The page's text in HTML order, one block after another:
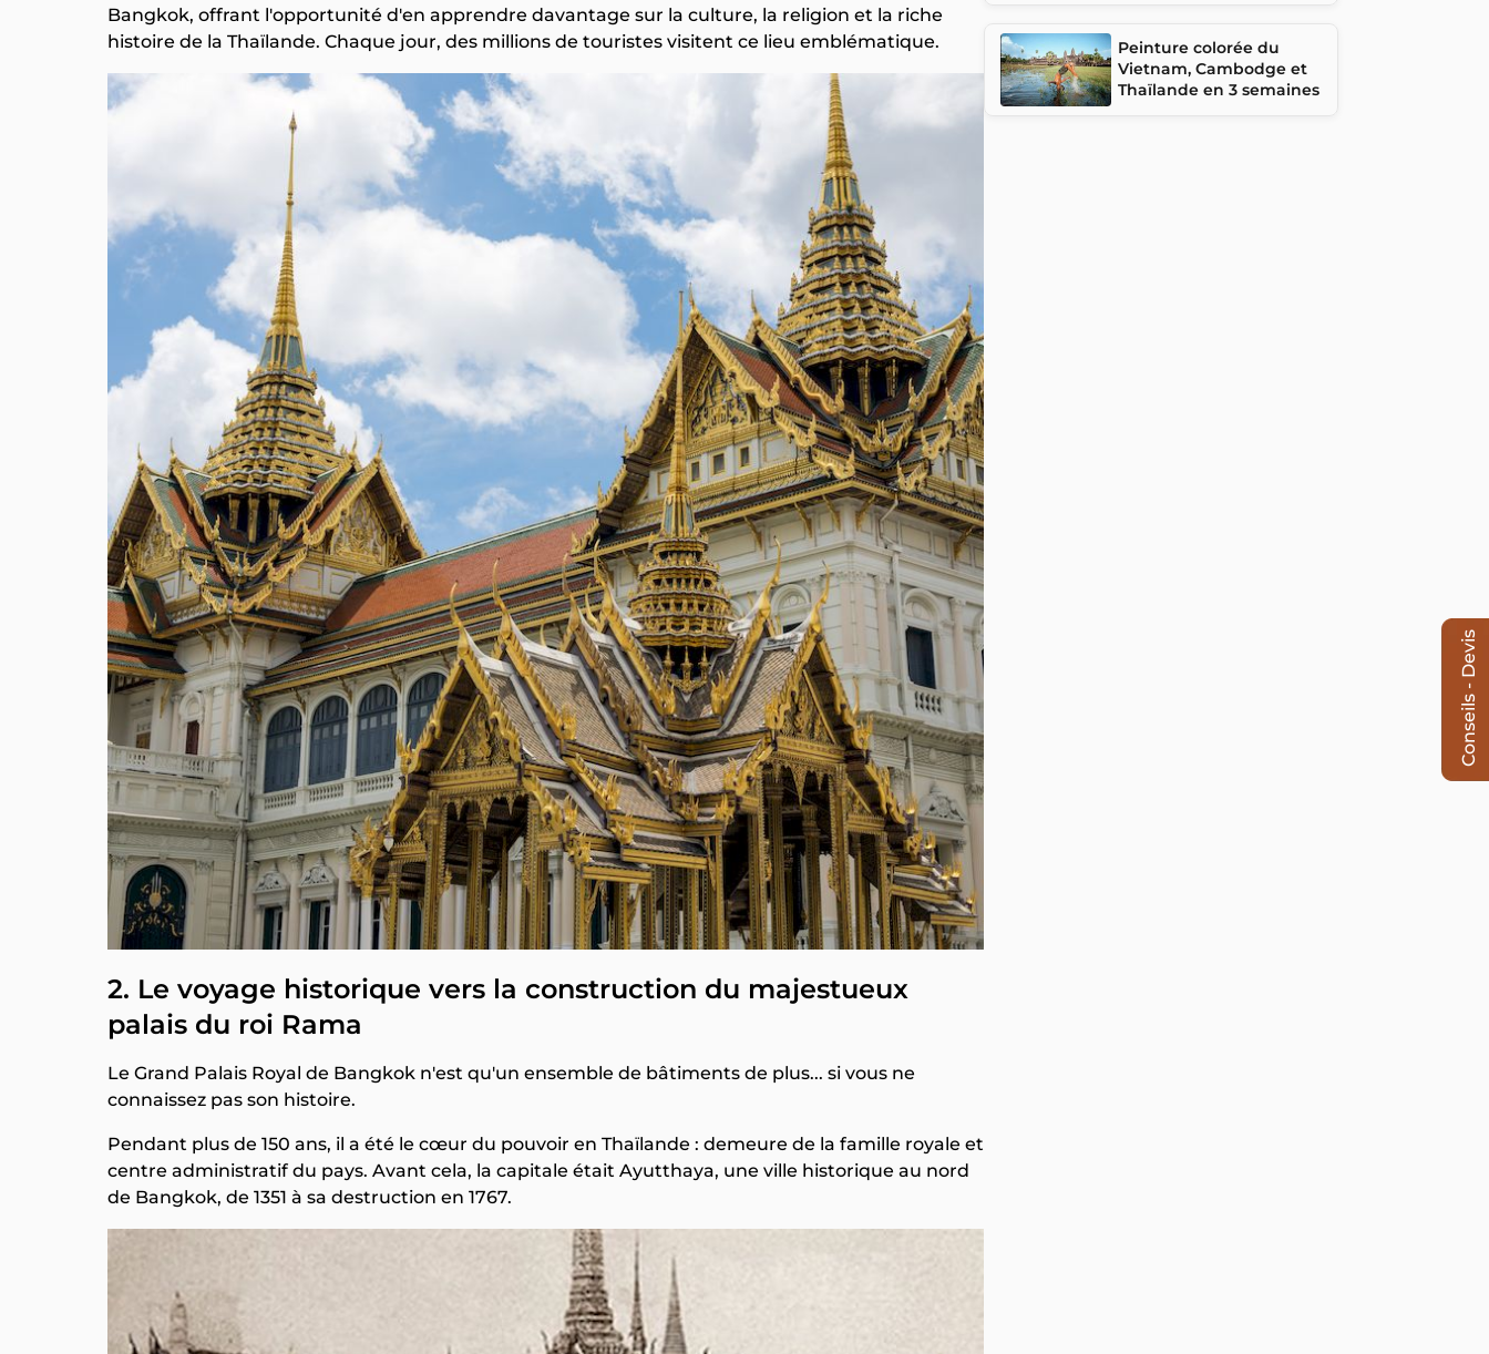
Bangkok, offrant l'opportunité d'en apprendre davantage sur la culture, la religion et la riche
histoire de la Thaïlande. Chaque jour, des millions de touristes visitent ce lieu emblématique.
2. Le voyage historique vers la construction du majestueux
palais du roi Rama
Le Grand Palais Royal de Bangkok n'est qu'un ensemble de bâtiments de plus... si vous ne
connaissez pas son histoire.
Pendant plus de 150 ans, il a été le cœur du pouvoir en Thaïlande : demeure de la famille royale et
centre administratif du pays. Avant cela, la capitale était Ayutthaya, une ville historique au nord
de Bangkok, de 1351 à sa destruction en 1767.
Peinture colorée du
Vietnam, Cambodge et
Thaïlande en 3 semaines
Conseils - Devis